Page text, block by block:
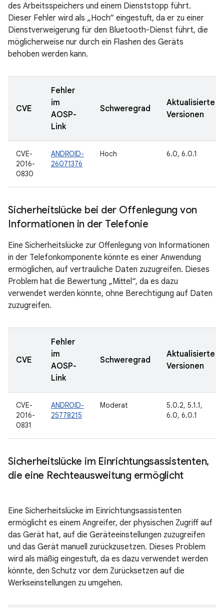
des Arbeitsspeichers und einem Dienststopp führt.
Dieser Fehler wird als „Hoch“ eingestuft, da er zu einer
Dienstverweigerung für den Bluetooth-Dienst führt, die
möglicherweise nur durch ein Flashen des Geräts
behoben werden kann.
CVE
Fehler
im
AOSP-
Link
Schweregrad
Aktualisierte
Versionen
CVE-
2016-
0830
ANDROID-
26071376
Hoch 6.0, 6.0.1
Sicherheitslücke bei der Offenlegung von
Informationen in der Telefonie
Eine Sicherheitslücke zur Offenlegung von Informationen
in der Telefonkomponente könnte es einer Anwendung
ermöglichen, auf vertrauliche Daten zuzugreifen. Dieses
Problem hat die Bewertung „Mittel“, da es dazu
verwendet werden könnte, ohne Berechtigung auf Daten
zuzugreifen.
CVE
Fehler
im
AOSP-
Link
Schweregrad
Aktualisierte
Versionen
CVE-
2016-
0831
ANDROID-
25778215
Moderat
5.0.2, 5.1.1,
6.0, 6.0.1
Sicherheitslücke im Einrichtungsassistenten,
die eine Rechteausweitung ermöglicht
Eine Sicherheitslücke im Einrichtungsassistenten
ermöglicht es einem Angreifer, der physischen Zugriff auf
das Gerät hat, auf die Geräteeinstellungen zuzugreifen
und das Gerät manuell zurückzusetzen. Dieses Problem
wird als mäßig eingestuft, da es dazu verwendet werden
könnte, den Schutz vor dem Zurücksetzen auf die
Werkseinstellungen zu umgehen.